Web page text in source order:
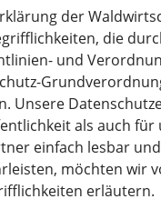
der
die
und
Unsere
als auch für
einfach lesbar
möchten wir
erläutern.